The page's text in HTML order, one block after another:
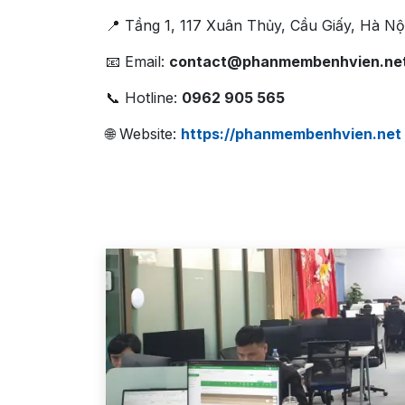
📍 Tầng 1, 117 Xuân Thủy, Cầu Giấy, Hà
📧 Email:
📞 Hotline: 0962 905 565
🌐 Website: https://phanmembenhvien.net